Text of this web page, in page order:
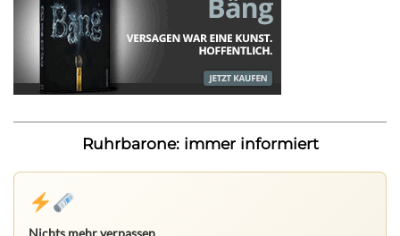
Ruhrbarone: immer informiert
Nichts mehr verpassen